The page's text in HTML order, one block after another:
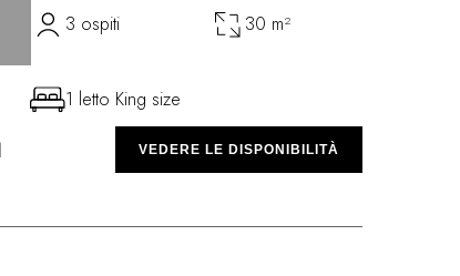
3 ospiti 30 m²
1 letto King size
VEDERE LE DISPONIBILITÀ